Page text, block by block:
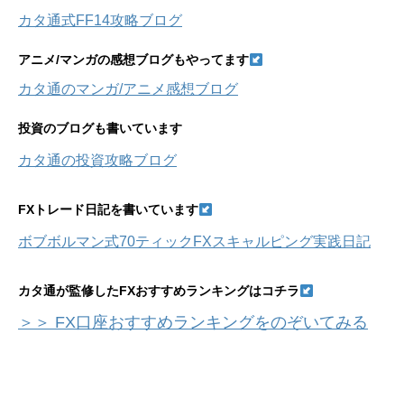
ブ
カタ通式FF14攻略ブログ
アニメ/マンガの感想ブログもやってます
カタ通のマンガ/アニメ感想ブログ
投資のブログも書いています
カタ通の投資攻略ブログ
FXトレード日記を書いています
ボブボルマン式70ティックFXスキャルピング実践日記
カタ通が監修したFXおすすめランキングはコチラ
＞＞ FX口座おすすめランキングをのぞいてみる